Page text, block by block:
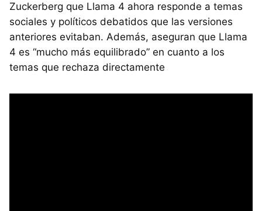
Zuckerberg que Llama 4 ahora responde a temas
sociales y políticos debatidos que las versiones
anteriores evitaban. Además, aseguran que Llama
4 es “mucho más equilibrado” en cuanto a los
temas que rechaza directamente